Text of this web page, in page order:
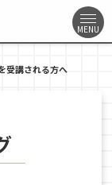
受講される方へ